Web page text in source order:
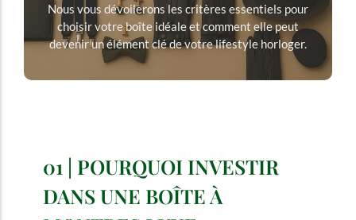
Nous vous dévoilerons les critères essentiels pour
choisir votre boîte idéale et comment elle peut
devenir un élément clé de votre lifestyle horloger.
01 | POURQUOI INVESTIR
DANS UNE BOÎTE À